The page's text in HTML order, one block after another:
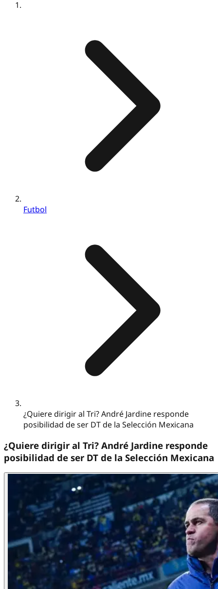
Futbol
¿Quiere dirigir al Tri? André Jardine responde
posibilidad de ser DT de la Selección Mexicana
¿Quiere dirigir al Tri? André Jardine responde
posibilidad de ser DT de la Selección Mexicana